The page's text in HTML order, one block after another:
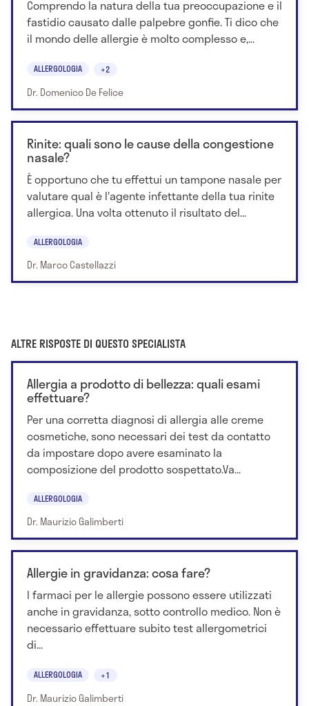
Comprendo la natura della tua preoccupazione e il
fastidio causato dalle palpebre gonfie. Ti dico che
il mondo delle allergie è molto complesso e,...
ALLERGOLOGIA +2
Dr. Domenico De Felice
Rinite: quali sono le cause della congestione
nasale?
È opportuno che tu effettui un tampone nasale per
valutare qual è l'agente infettante della tua rinite
allergica. Una volta ottenuto il risultato del...
ALLERGOLOGIA
Dr. Marco Castellazzi
ALTRE RISPOSTE DI QUESTO SPECIALISTA
Allergia a prodotto di bellezza: quali esami
effettuare?
Per una corretta diagnosi di allergia alle creme
cosmetiche, sono necessari dei test da contatto
da impostare dopo avere esaminato la
composizione del prodotto sospettato.Va...
ALLERGOLOGIA
Dr. Maurizio Galimberti
Allergie in gravidanza: cosa fare?
I farmaci per le allergie possono essere utilizzati
anche in gravidanza, sotto controllo medico. Non è
necessario effettuare subito test allergometrici
di...
ALLERGOLOGIA +1
Dr. Maurizio Galimberti